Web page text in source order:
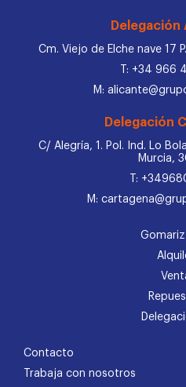
Delegación
Cm. Viejo de Elche nave 17
T: +34 966
M:
Delegación
C/ Alegría, 1. Pol. Ind. Lo
Murcia,
T:
M:
Gomariz
Contacto
Trabaja con nosotros